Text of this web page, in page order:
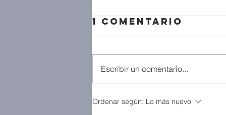
1 comentario
Escribir un comentario...
Ordenar según: Lo más nuevo